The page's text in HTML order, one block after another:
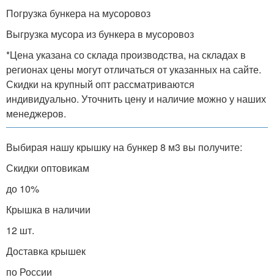
Погрузка бункера на мусоровоз
Выгрузка мусора из бункера в мусоровоз
*Цена указана со склада производства, на складах в
регионах цены могут отличаться от указанных на сайте.
Скидки на крупный опт рассматриваются
индивидуально. Уточнить цену и наличие можно у наших
менеджеров.
Выбирая нашу крышку на бункер 8 м3 вы получите:
Скидки оптовикам
до 10%
Крышка в наличии
12 шт.
Доставка крышек
по России